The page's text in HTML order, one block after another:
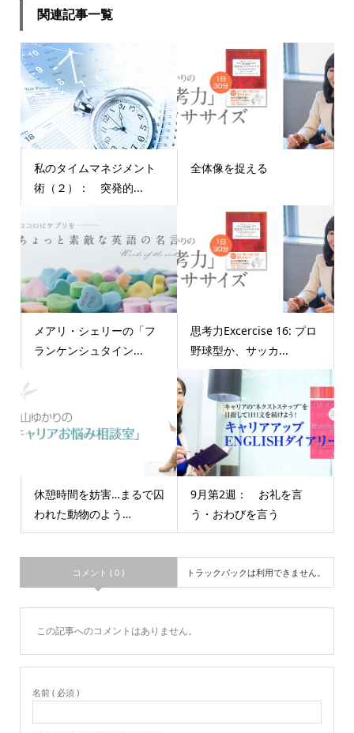
関連記事一覧
私のタイムマネジメント
術（２）： 突発的...
全体像を捉える
メアリ・シェリーの「フ
ランケンシュタイン...
思考力Excercise 16: プロ
野球型か、サッカ...
休憩時間を妨害…まるで囚
われた動物のよう…
9月第2週： お礼を言
う・おわびを言う
コメント ( 0 ) トラックバックは利用できません。
この記事へのコメントはありません。
名前 ( 必須 )